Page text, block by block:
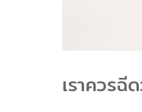
เราควรฉี